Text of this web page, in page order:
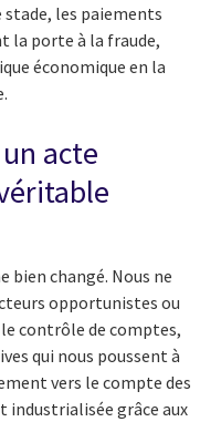
stade, les paiements
la porte à la fraude,
économique en la
acte
bien changé. Nous ne
opportunistes ou
contrôle de comptes,
qui nous poussent à
vers le compte des
industrialisée grâce aux